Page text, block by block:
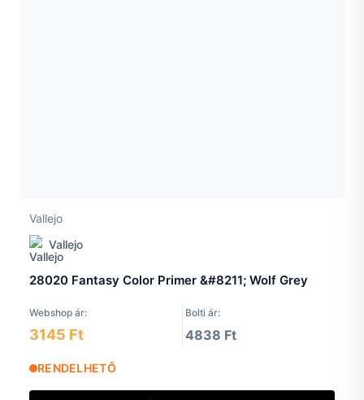
Vallejo
Vallejo
28020 Fantasy Color Primer &#8211; Wolf Grey
Webshop ár: Bolti ár:
3145 Ft 4838 Ft
RENDELHETŐ